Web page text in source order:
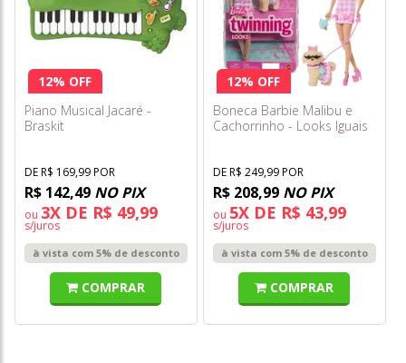
12% OFF
Piano Musical Jacaré -
Braskit
DE R$ 169,99 POR
R$ 142,49 NO PIX
ou 3X DE R$ 49,99
s/juros
à vista com 5% de desconto
COMPRAR
12% OFF
Boneca Barbie Malibu e
Cachorrinho - Looks Iguais
DE R$ 249,99 POR
R$ 208,99 NO PIX
ou 5X DE R$ 43,99
s/juros
à vista com 5% de desconto
COMPRAR